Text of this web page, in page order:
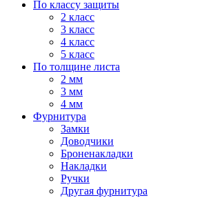
По классу защиты
2 класс
3 класс
4 класс
5 класс
По толщине листа
2 мм
3 мм
4 мм
Фурнитура
Замки
Доводчики
Броненакладки
Накладки
Ручки
Другая фурнитура